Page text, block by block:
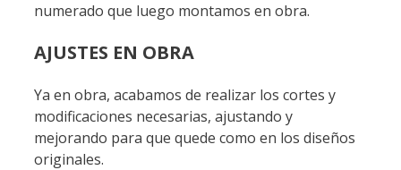
numerado que luego montamos en obra.
AJUSTES EN OBRA
Ya en obra, acabamos de realizar los cortes y
modificaciones necesarias, ajustando y
mejorando para que quede como en los diseños
originales.